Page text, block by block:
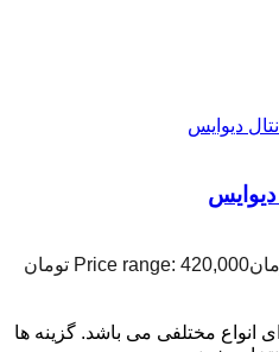
Price range: 420,000 تومان
انواع مختلفی می باشد. گزینه ها